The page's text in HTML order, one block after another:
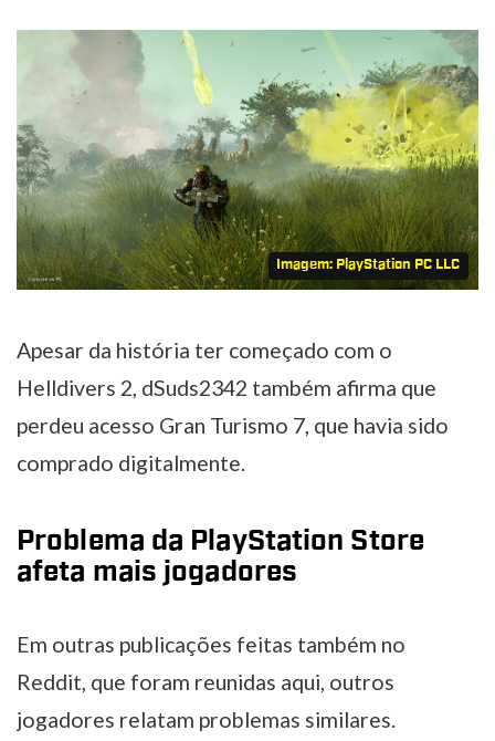
Imagem: PlayStation PC LLC
Apesar da história ter começado com o
Helldivers 2, dSuds2342 também afirma que
perdeu acesso Gran Turismo 7, que havia sido
comprado digitalmente.
Problema da PlayStation Store
afeta mais jogadores
Em outras publicações feitas também no
Reddit, que foram reunidas aqui, outros
jogadores relatam problemas similares.